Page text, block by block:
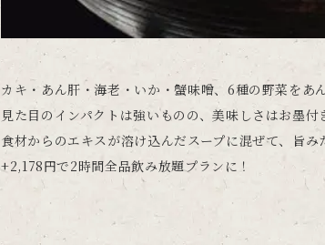
カキ・あん肝・海老・いか・蟹味噌、6種の野菜をあ
見た目のインパクトは強いものの、美味しさはお墨
食材からのエキスが溶け込んだスープに混ぜて、旨
+2,178円で2時間全品飲み放題プランに！